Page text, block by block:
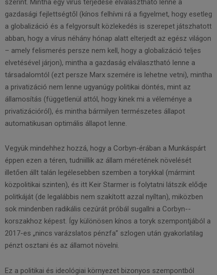
gazdasági fejlettségtől (kínos felhívni rá a figyelmet, hogy esetleg
a globalizáció és a felgyorsult közlekedés is szerepet játszhatott
abban, hogy a vírus néhány hónap alatt elterjedt az egész világon
– amely felismerés persze nem kell, hogy a globalizáció teljes
elvetésével járjon), mintha a gazdaság elválasztható lenne a
társadalomtól (ezt persze Marx szemére is lehetne vetni), mintha
a privatizáció nem lenne ugyanúgy politikai döntés, mint az
államosítás (függetlenül attól, hogy kinek mi a véleménye a
privatizációról), és mintha bármilyen természetes állapot
automatikusan optimális állapot lenne.
Vegyük mindehhez hozzá, hogy a Corbyn-­érában a Munkáspárt
éppen ezen a téren, tudniillik az állam méretének növelését
illetően állt talán legélesebben szemben a torykkal (mármint
közpolitikai szinten), és itt Keir Starmer is folytatni látszik elődje
politkáját (de legalábbis nem szakított azzal nyíltan), miközben
sok mindenben radikális cezúrát próbál sugallni a Corbyn-­
korszakhoz képest. Így különösen kínos a toryk szempontjából a
2017­-es „nincs varázslatos pénzfa” szlogen után gyakorlatilag
pénzt osztani és az államot növelni.
Ez a politikai és ideológiai környezet bizonyos szempontból